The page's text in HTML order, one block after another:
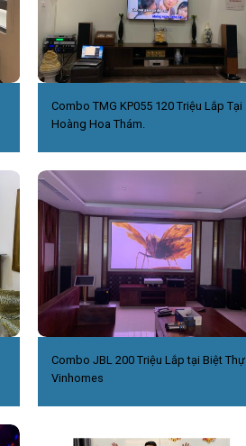
Combo TMG KP055 120 Triệu Lắp Tại
Hoàng Hoa Thám.
Combo JBL 200 Triệu Lắp tại Biệt Thự
Vinhomes